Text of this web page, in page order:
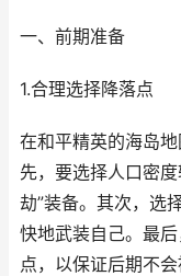
一、前期准备
1.合理选择降落点
在和平精英的海岛
先，要选择人口密
劫”装备。其次，选
快地武装自己。最
点，以保证后期不会